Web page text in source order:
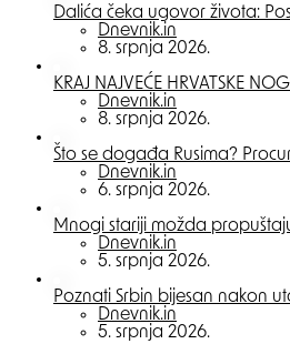
Dalića čeka ugovor života:
Posted
Dnevnik.in
8. srpnja 2026.
KRAJ NAJVEĆE HRVATSKE
Posted
Dnevnik.in
8. srpnja 2026.
Što se događa Rusima?
Posted
Dnevnik.in
6. srpnja 2026.
Mnogi stariji možda
Posted
Dnevnik.in
5. srpnja 2026.
Poznati Srbin bijesan nakon
Posted
Dnevnik.in
5. srpnja 2026.